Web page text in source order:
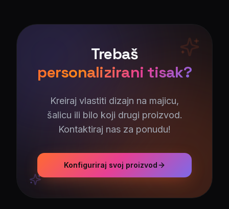
Trebaš
personalizirani tisak?
Kreiraj vlastiti dizajn na majicu,
šalicu ili bilo koji drugi proizvod.
Kontaktiraj nas za ponudu!
Konfiguriraj svoj proizvod